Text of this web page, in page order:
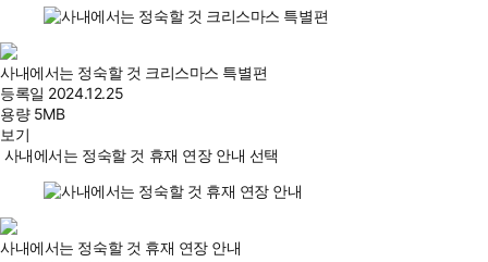
사내에서는 정숙할 것 크리스마스 특별편
등록일 2024.12.25
용량 5MB
보기
사내에서는 정숙할 것 휴재 연장 안내 선택
사내에서는 정숙할 것 휴재 연장 안내